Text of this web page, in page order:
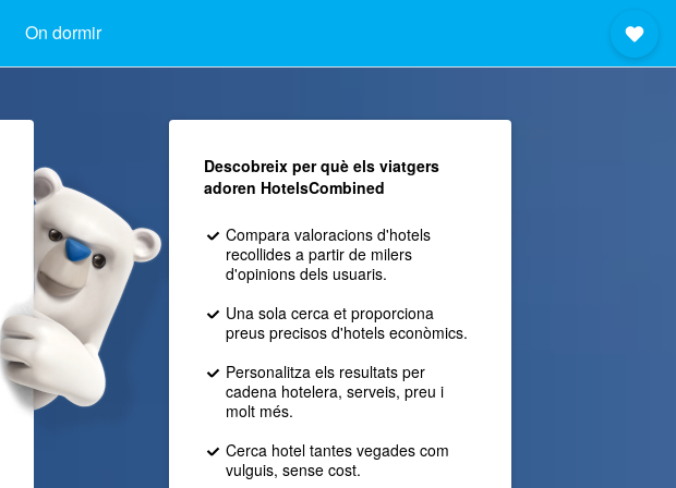
On dormir
Descobreix per què els viatgers
adoren HotelsCombined
Compara valoracions d'hotels
recollides a partir de milers
d'opinions dels usuaris.
Una sola cerca et proporciona
preus precisos d'hotels econòmics.
Personalitza els resultats per
cadena hotelera, serveis, preu i
molt més.
Cerca hotel tantes vegades com
vulguis, sense cost.